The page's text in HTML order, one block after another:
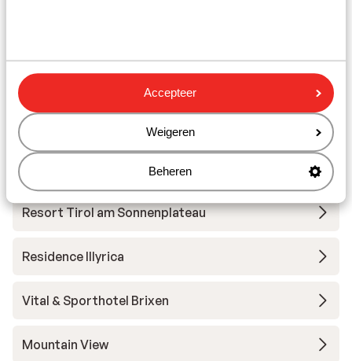
Accepteer
Weigeren
Beheren
Tirol Lodge
Sporthotel Hohe Salve - Extra ingekocht
Resort Tirol am Sonnenplateau
Residence Illyrica
Vital & Sporthotel Brixen
Mountain View